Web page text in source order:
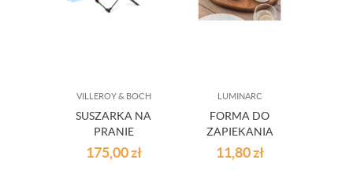
VILLEROY & BOCH
SUSZARKA NA
PRANIE
ŁAZIENKOWA
CZARNA
175,00zł
LUMINARC
FORMA DO
ZAPIEKANIA
BIAŁA LUMINARC
SMART
11,80zł